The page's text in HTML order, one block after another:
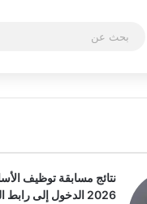
المظلم
نتائج مسابقة توظيف
2026 الدخول إلى